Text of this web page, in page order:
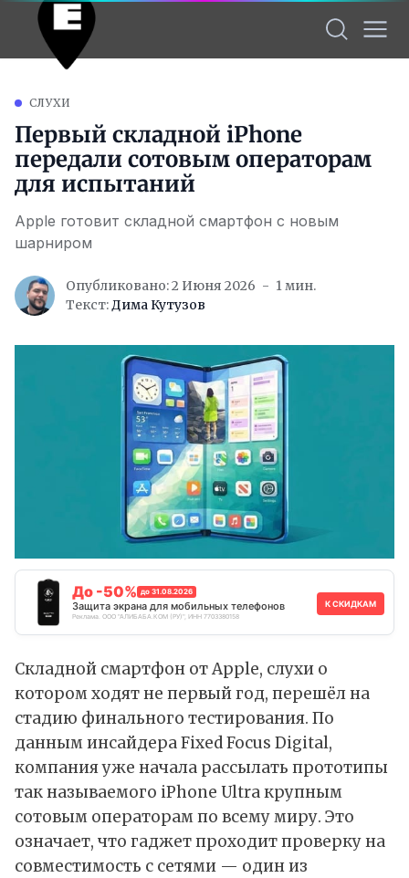
СЛУХИ
Первый складной iPhone
передали сотовым операторам
для испытаний
Apple готовит складной смартфон с новым
шарниром
Опубликовано: 2 Июня 2026
1 мин.
Текст:Дима Кутузов
До -50% до 31.08.2026
Защита экрана для мобильных телефонов
Реклама. ООО "АЛИБАБА.КОМ (РУ)", ИНН 7703380158
К СКИДКАМ
Складной смартфон от Apple, слухи о
котором ходят не первый год, перешёл на
стадию финального тестирования. По
данныминсайдера Fixed Focus Digital,
компания уже начала рассылать прототипы
так называемого iPhone Ultra крупным
сотовым операторам по всему миру. Это
означает, что гаджет проходит проверку на
совместимость с сетями — один из